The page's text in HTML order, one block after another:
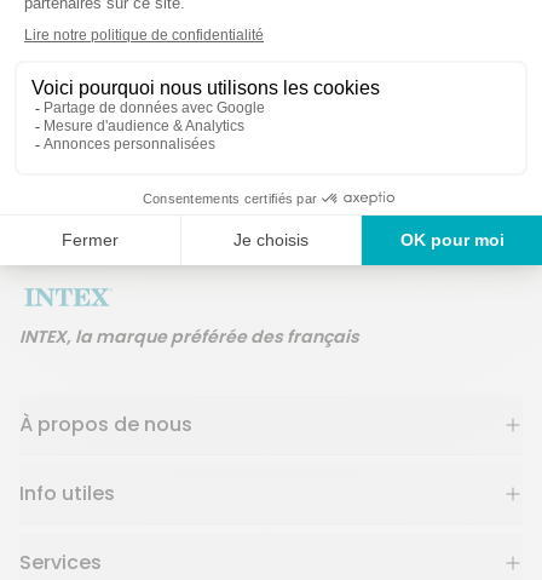
INTEX, la marque préférée des français
À propos de nous
Info utiles
Services